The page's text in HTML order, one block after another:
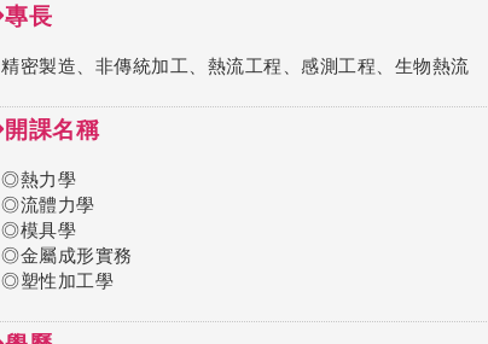
專長
精密製造、非傳統加工、熱流工程、感測工程、生物熱流
開課名稱
◎熱力學
◎流體力學
◎模具學
◎金屬成形實務
◎塑性加工學